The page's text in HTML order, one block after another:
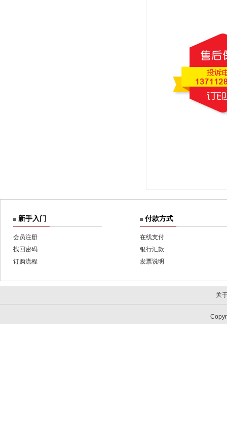
新手入门
会员注册
找回密码
订购流程
付款方式
在线支付
银行汇款
发票说明
关